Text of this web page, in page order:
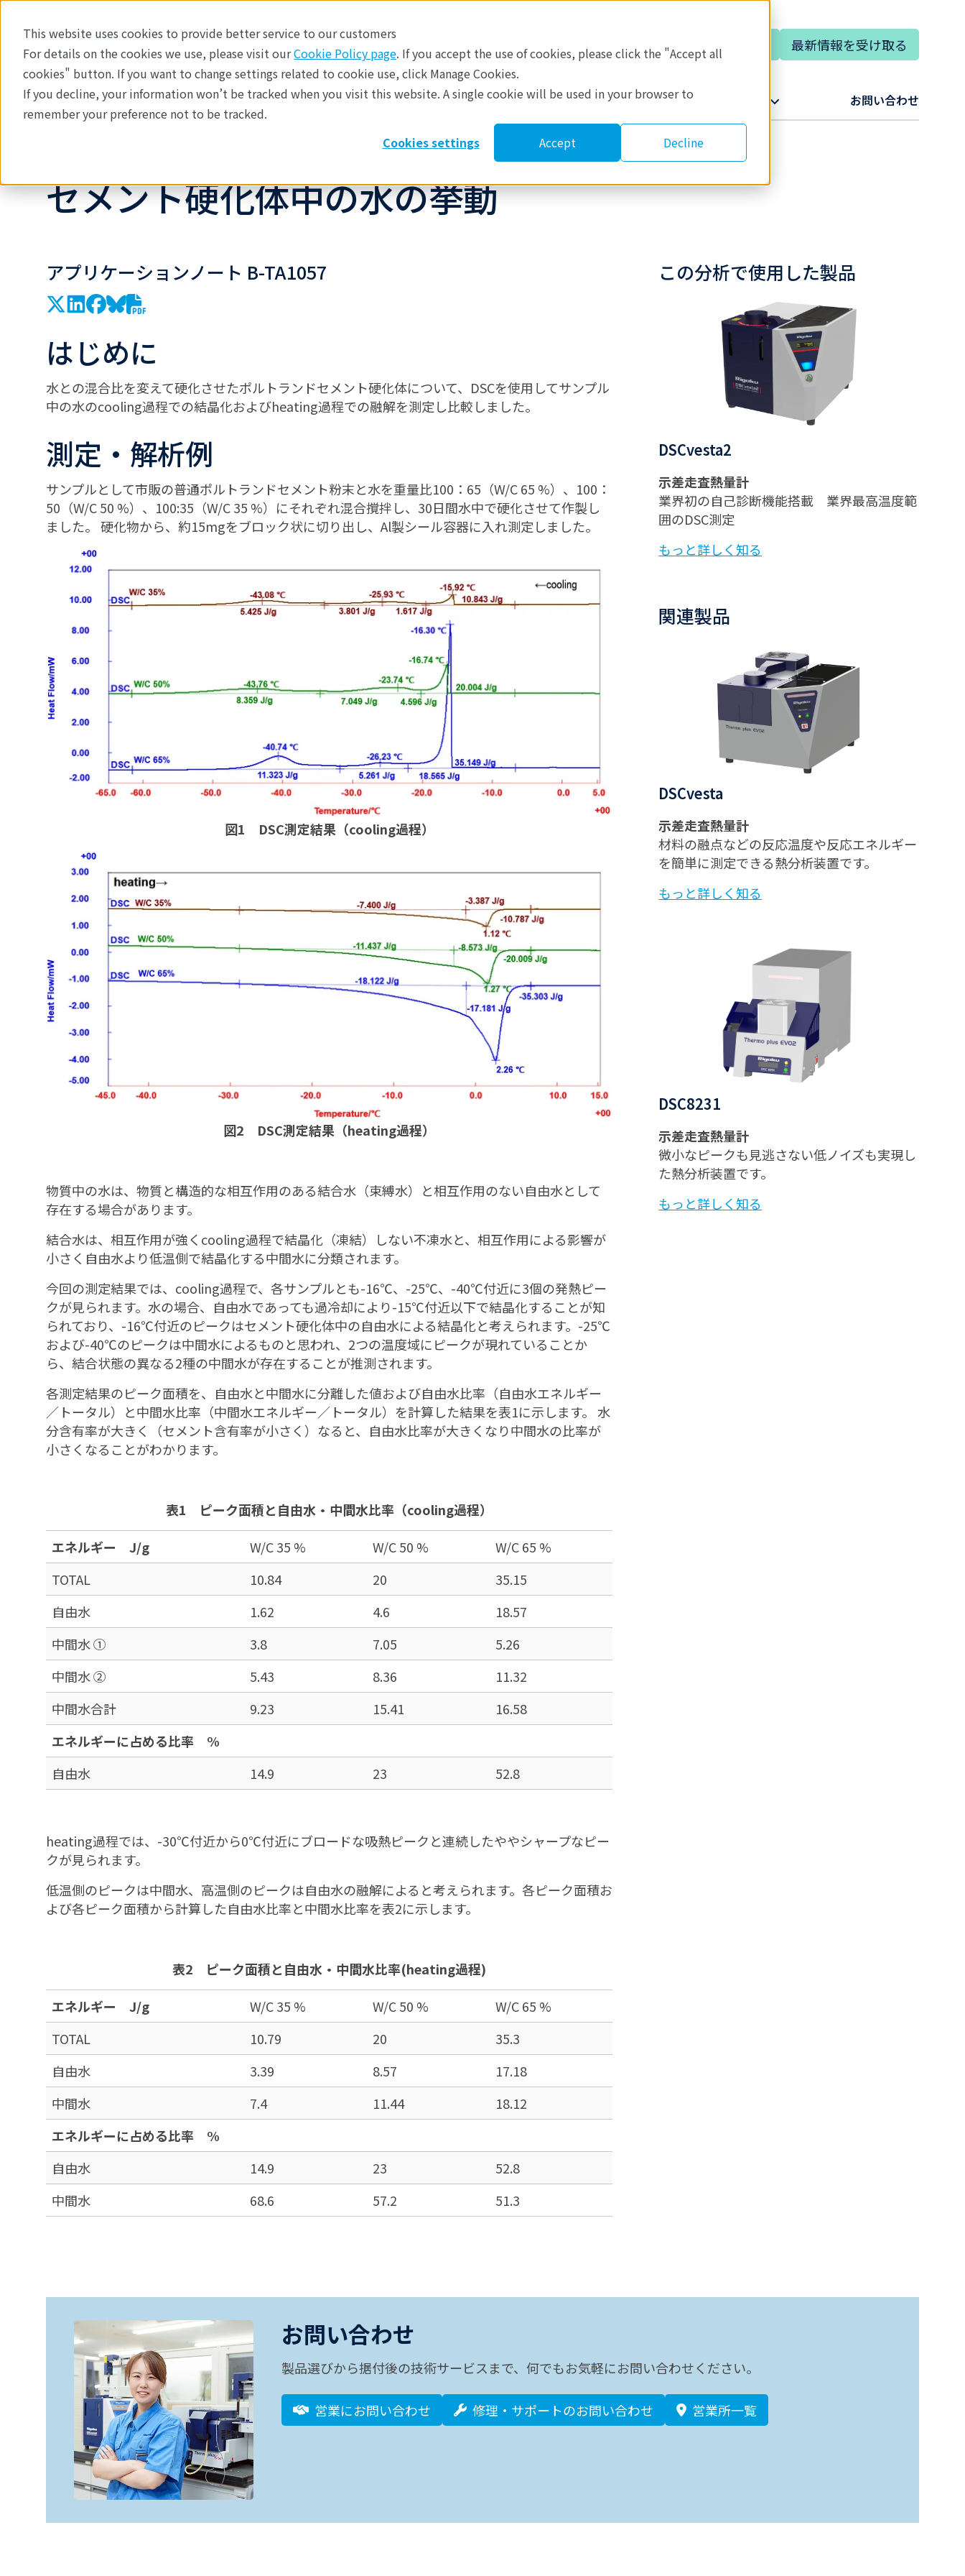
This website uses cookies to provide better service to our customers
For details on the cookies we use, please visit ourCookie Policy page. If you accept the use of cookies, please click the "Accept all
cookies" button. If you want to change settings related to cookie use, click Manage Cookies.
If you decline, your information won’t be tracked when you visit this website. A single cookie will be used in your browser to
remember your preference not to be tracked.
Cookies settings
Accept Decline
日本語 専門家に相談する 最新情報を受け取る
製品 産業分野​ 分析手法​ 参考資料 修理・サポート リガクについて​ お問い合わせ​
セメント硬化体中の水の挙動
アプリケーションノート B-TA1057
はじめに
水との混合比を変えて硬化させたポルトランドセメント硬化体について、DSCを使用してサンプル
中の水のcooling過程での結晶化およびheating過程での融解を測定し比較しました。
測定・解析例
サンプルとして市販の普通ポルトランドセメント粉末と水を重量比100：65（W/C 65 %）、100：
50（W/C 50 %）、100:35（W/C 35 %）にそれぞれ混合撹拌し、30日間水中で硬化させて作製し
ました。 硬化物から、約15mgをブロック状に切り出し、Al製シール容器に入れ測定しました。
図1 DSC測定結果（cooling過程）
図2 DSC測定結果（heating過程）
物質中の水は、物質と構造的な相互作用のある結合水（束縛水）と相互作用のない自由水として
存在する場合があります。
結合水は、相互作用が強くcooling過程で結晶化（凍結）しない不凍水と、相互作用による影響が
小さく自由水より低温側で結晶化する中間水に分類されます。
今回の測定結果では、cooling過程で、各サンプルとも-16℃、-25℃、-40℃付近に3個の発熱ピー
クが見られます。水の場合、自由水であっても過冷却により-15℃付近以下で結晶化することが知
られており、-16℃付近のピークはセメント硬化体中の自由水による結晶化と考えられます。-25℃
および-40℃のピークは中間水によるものと思われ、2つの温度域にピークが現れていることか
ら、結合状態の異なる2種の中間水が存在することが推測されます。
各測定結果のピーク面積を、自由水と中間水に分離した値および自由水比率（自由水エネルギー
／トータル）と中間水比率（中間水エネルギー／トータル）を計算した結果を表1に示します。 水
分含有率が大きく（セメント含有率が小さく）なると、自由水比率が大きくなり中間水の比率が
小さくなることがわかります。
表1 ピーク面積と自由水・中間水比率（cooling過程）
エネルギー J/g
W/C 35 % W/C 50 %
W/C 65 %
TOTAL
10.84 20
35.15
自由水
1.62 4.6
18.57
中間水 ①
3.8 7.05
5.26
中間水 ②
5.43 8.36
11.32
中間水合計
9.23 15.41
16.58
エネルギーに占める比率 %
自由水
14.9 23 52.8
heating過程では、-30℃付近から0℃付近にブロードな吸熱ピークと連続したややシャープなピー
クが見られます。
低温側のピークは中間水、高温側のピークは自由水の融解によると考えられます。各ピーク面積お
よび各ピーク面積から計算した自由水比率と中間水比率を表2に示します。
表2 ピーク面積と自由水・中間水比率(heating過程)
エネルギー J/g
W/C 35 % W/C 50 %
W/C 65 %
TOTAL
10.79 20
35.3
自由水
3.39 8.57
17.18
中間水
7.4 11.44
18.12
エネルギーに占める比率 %
自由水
14.9 23
52.8
中間水
68.6 57.2 51.3
この分析で使用した製品
DSCvesta2
示差走査熱量計
業界初の自己診断機能搭載 業界最高温度範
囲のDSC測定
もっと詳しく知る
関連製品
DSCvesta
示差走査熱量計
材料の融点などの反応温度や反応エネルギー
を簡単に測定できる熱分析装置です。
もっと詳しく知る
DSC8231
示差走査熱量計
微小なピークも見逃さない低ノイズも実現し
た熱分析装置です。
もっと詳しく知る
お問い合わせ
製品選びから据付後の技術サービスまで、何でもお気軽にお問い合わせください。
営業にお問い合わせ 修理・サポートのお問い合わせ 営業所一覧